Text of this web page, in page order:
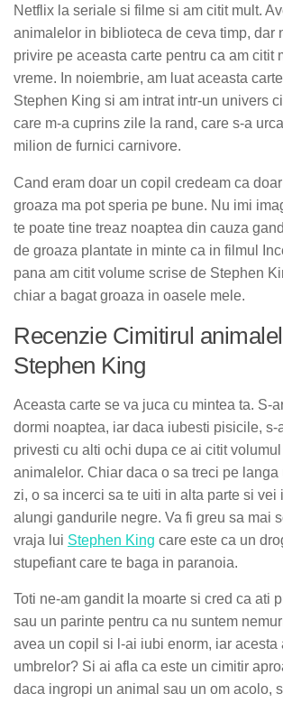
Netflix la seriale si filme si am citit mult.
animalelor in biblioteca de ceva timp, dar
privire pe aceasta carte pentru ca am citit
vreme. In noiembrie, am luat aceasta
Stephen King si am intrat intr-un univers
care m-a cuprins zile la rand, care s-a
milion de furnici carnivore.
Cand eram doar un copil credeam ca
groaza ma pot speria pe bune. Nu imi
te poate tine treaz noaptea din cauza
de groaza plantate in minte ca in filmul
pana am citit volume scrise de Stephen
chiar a bagat groaza in oasele mele.
Recenzie Cimitirul
Stephen King
Aceasta carte se va juca cu mintea ta. S-
dormi noaptea, iar daca iubesti pisicile, s-
privesti cu alti ochi dupa ce ai citit volumul
animalelor. Chiar daca o sa treci pe
zi, o sa incerci sa te uiti in alta parte si vei
alungi gandurile negre. Va fi greu sa mai
vraja lui Stephen King care este ca un
stupefiant care te baga in paranoia.
Toti ne-am gandit la moarte si cred ca ati
sau un parinte pentru ca nu suntem
avea un copil si l-ai iubi enorm, iar acesta
umbrelor? Si ai afla ca este un cimitir
daca ingropi un animal sau un om acolo,